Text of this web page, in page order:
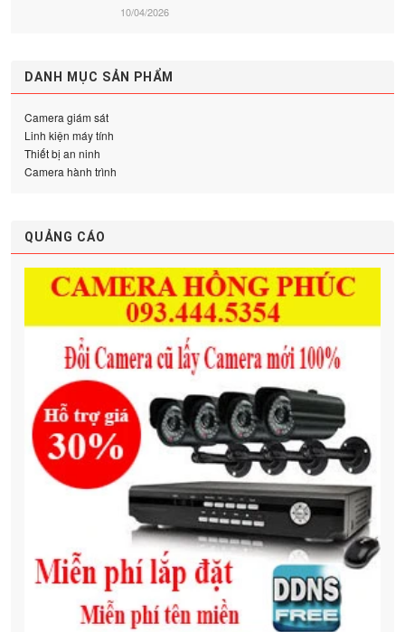
10/04/2026
DANH MỤC SẢN PHẨM
Camera giám sát
Linh kiện máy tính
Thiết bị an ninh
Camera hành trình
QUẢNG CÁO